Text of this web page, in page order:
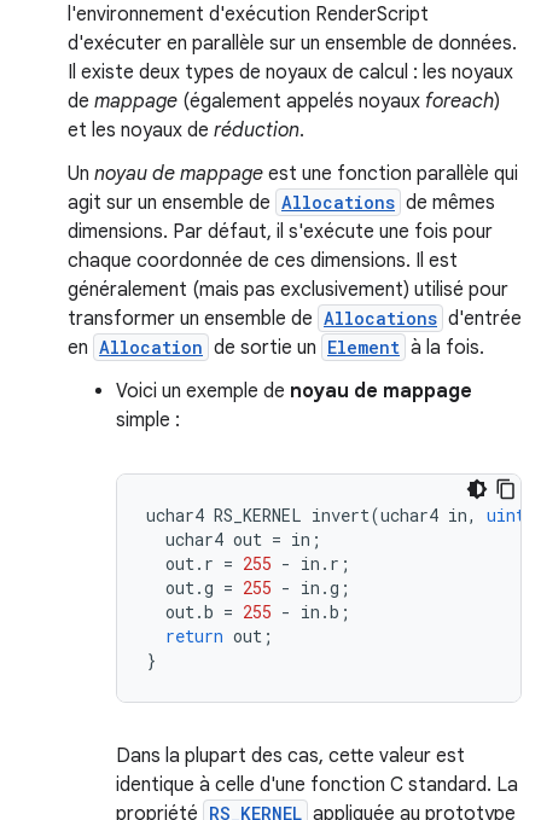
l'environnement d'exécution RenderScript
d'exécuter en parallèle sur un ensemble de données.
Il existe deux types de noyaux de calcul : les noyaux
de mappage (également appelés noyaux foreach)
et les noyaux de réduction.
Un noyau de mappage est une fonction parallèle qui
agit sur un ensemble de Allocations de mêmes
dimensions. Par défaut, il s'exécute une fois pour
chaque coordonnée de ces dimensions. Il est
généralement (mais pas exclusivement) utilisé pour
transformer un ensemble de Allocations d'entrée
en Allocation de sortie un Element à la fois.
Voici un exemple de noyau de mappage
simple :
uchar4 RS_KERNEL invert(uchar4 in,
uchar4 out = in ;
out. r = 255 - in . r ;
out.g = 255 - in .g ;
out.b = 255 - in .b ;
return out ;
}
Dans la plupart des cas, cette valeur est
identique à celle d'une fonction C standard. La
propriété RS_KERNEL appliquée au prototype